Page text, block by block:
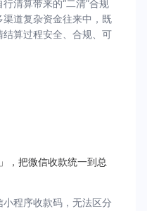
清算带来的“二清”合规
道复杂资金往来中，既
算过程安全、合规、可
，把微信收款统一到总
程序收款码，无法区分